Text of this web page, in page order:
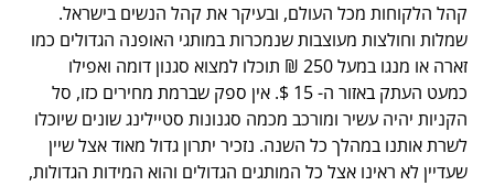
קהל הלקוחות מכל העולם, ובעיקר את קהל הנשים בישראל.
שמלות וחולצות מעוצבות שנמכרות במותגי האופנה הגדולים כמו
זארה או מנגו במעל 250 ₪ תוכלו למצוא סגנון דומה ואפילו
כמעט העתק באזור ה- 15 $. אין ספק שברמת מחירים כזו, סל
הקניות יהיה עשיר ומורכב מכמה סגנונות סטיילינג שונים שיוכלו
לשרת אותנו במהלך כל השנה. נזכיר יתרון גדול מאוד אצל שיין
שעדיין לא ראינו אצל כל המותגים הגדולים והוא המידות הגדולות,